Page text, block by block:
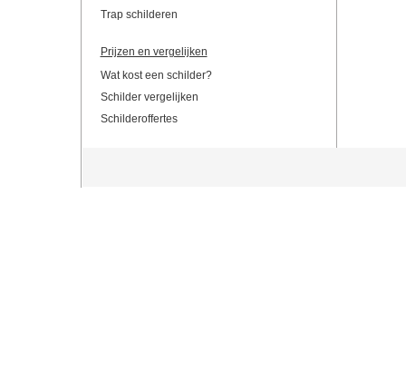
Trap schilderen
Prijzen en vergelijken
Wat kost een schilder?
Schilder vergelijken
Schilderoffertes